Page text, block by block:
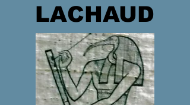
LACHAUD